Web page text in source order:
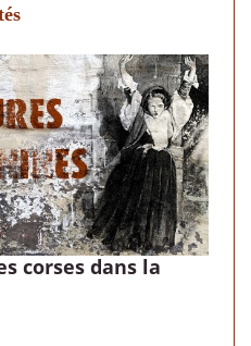
corses dans la